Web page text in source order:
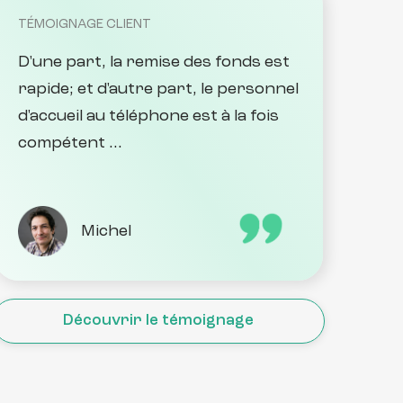
TÉMOIGNAGE CLIENT
D'une part, la remise des fonds est
rapide; et d'autre part, le personnel
d'accueil au téléphone est à la fois
compétent ...
Michel
Découvrir le témoignage